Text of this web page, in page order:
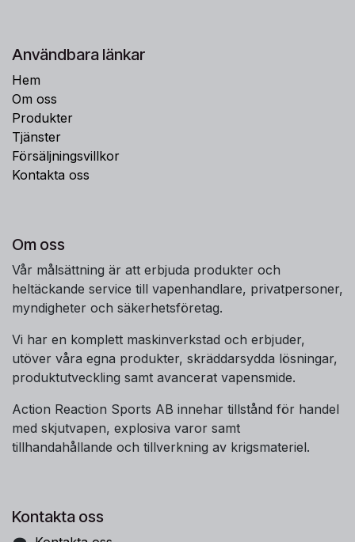
Användbara länkar
Hem
Om oss
Produkter
Tjänster
Försäljningsvillkor
Kontakta oss
Om oss
Vår målsättning är att erbjuda produkter och
heltäckande service till vapenhandlare, privatpersoner,
myndigheter och säkerhetsföretag.
Vi har en komplett maskinverkstad och erbjuder,
utöver våra egna produkter, skräddarsydda lösningar,
produktutveckling samt avancerat vapensmide.
Action Reaction Sports AB innehar tillstånd för handel
med skjutvapen, explosiva varor samt
tillhandahållande och tillverkning av krigsmateriel.
Kontakta oss